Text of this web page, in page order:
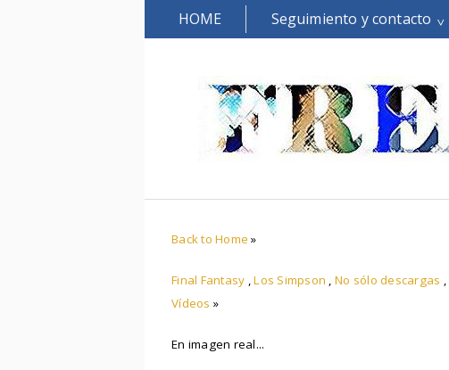
HOME Seguimiento y contacto
Back to Home »
Final Fantasy ,Los Simpson ,No sólo descargas ,
Vídeos »
En imagen real...